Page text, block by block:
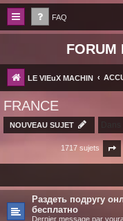
FAQ
FORUM
LE VIEuX MACHIN
FRANCE
NOUVEAU SUJET
1717 sujets
Раздеть подругу
бесплатно
Dernier message par